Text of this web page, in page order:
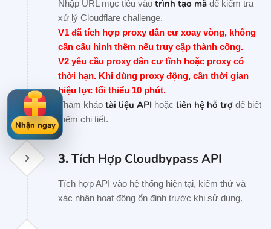
Nhập URL mục tiêu vào trình tạo mã để kiểm tra
xử lý Cloudflare challenge.
V1 đã tích hợp proxy dân cư xoay vòng, không
cần cấu hình thêm nếu truy cập thành công.
V2 yêu cầu proxy dân cư tĩnh hoặc proxy có
thời hạn. Khi dùng proxy động, cần thời gian
hiệu lực tối thiểu 10 phút.
Tham khảo tài liệu API hoặc liên hệ hỗ trợ để biết
thêm chi tiết.
3.Tích Hợp Cloudbypass API
Tích hợp API vào hệ thống hiện tại, kiểm thử và
xác nhận hoạt động ổn định trước khi sử dụng.
Nhận ngay